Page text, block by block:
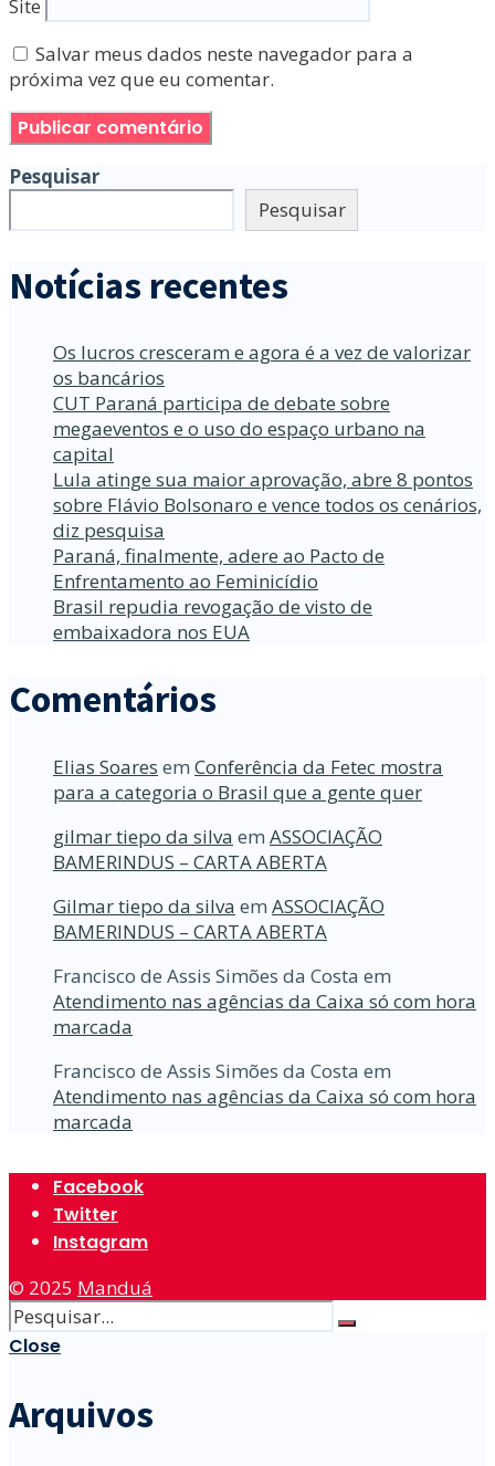
Site
Salvar meus dados neste navegador para a
próxima vez que eu comentar.
Pesquisar
Pesquisar
Notícias recentes
Os lucros cresceram e agora é a vez de valorizar
os bancários
CUT Paraná participa de debate sobre
megaeventos e o uso do espaço urbano na
capital
Lula atinge sua maior aprovação, abre 8 pontos
sobre Flávio Bolsonaro e vence todos os cenários,
diz pesquisa
Paraná, finalmente, adere ao Pacto de
Enfrentamento ao Feminicídio
Brasil repudia revogação de visto de
embaixadora nos EUA
Comentários
Elias Soares em Conferência da Fetec mostra
para a categoria o Brasil que a gente quer
gilmar tiepo da silva em ASSOCIAÇÃO
BAMERINDUS – CARTA ABERTA
Gilmar tiepo da silva em ASSOCIAÇÃO
BAMERINDUS – CARTA ABERTA
Francisco de Assis Simões da Costa em
Atendimento nas agências da Caixa só com hora
marcada
Francisco de Assis Simões da Costa em
Atendimento nas agências da Caixa só com hora
marcada
Facebook
Twitter
Instagram
© 2025 Manduá
Close
Arquivos